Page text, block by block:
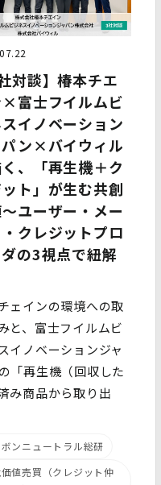
、上記利用目的の達成に必要な範囲
人情報の取扱いを外部に委託する
準を確保している委託先を選定する
には必要かつ適切な監督を行います。
管理措置
、個人情報保護法、個人情報保護
て、個人データ（個人情報保護法第
れた「個人データ」をいい、以下同
に取り扱い、正確かつ最新のものと
講じます。
個人データの漏えい、滅失又は毀損
ータの保護のため、個人データを適
す。
、個人情報を適切に取り扱うため、
実施します。
的安全管理措置
データの取扱いに関する責任者を
取扱方法を管理しています。
情報の取扱状況について定期的な
しています。
安全管理措置
人データについての秘密保持に関す
的安全管理措置
対談】椿本チエ
富士フイルムビ
イノベーション
ン×バイウィル
、「再生機＋ク
ト」が生む共創
ユーザー・メー
クレジットプロ
の3視点で紐解
ェインの環境への取
と、富士フイルムビ
イノベーションジャ
「再生機（回収した
み商品から取り出
ンニュートラル総研
値売買（クレジット仲